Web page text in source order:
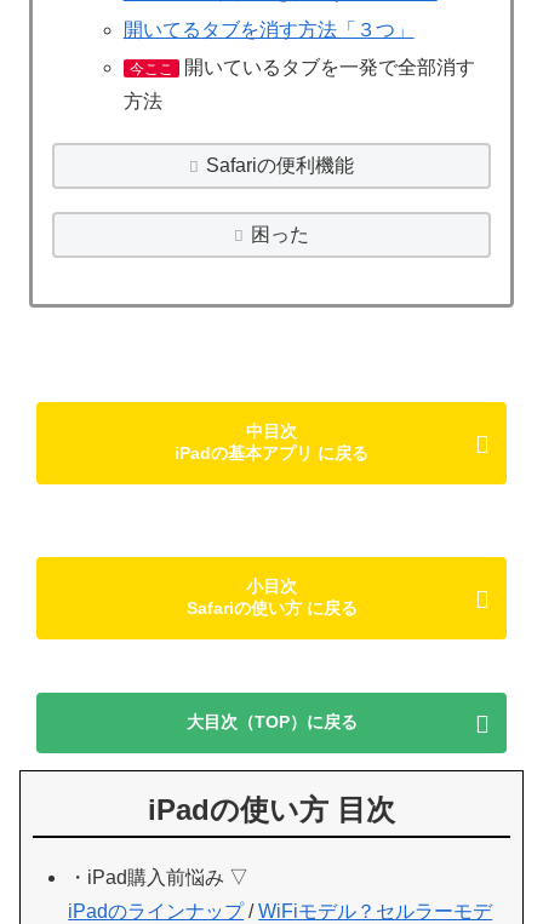
開いてるタブを消す方法「３つ」
今ここ 開いているタブを一発で全部消す
方法
Safariの便利機能
困った
中目次
iPadの基本アプリ に戻る
小目次
Safariの使い方 に戻る
大目次（TOP）に戻る
iPadの使い方 目次
・iPad購入前悩み ▽
iPadのラインナップ/WiFiモデル？セルラーモデ